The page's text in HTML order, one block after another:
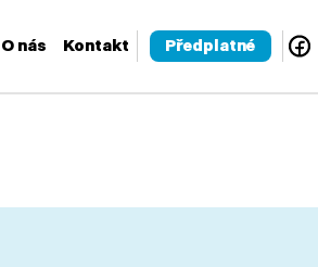
O nás Kontakt Předplatné